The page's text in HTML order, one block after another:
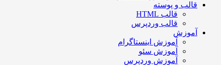
قالب و پوسته
قالب HTML
قالب وردپرس
آموزش
آموزش اینستاگرام
آموزش سئو
آموزش وردپرس